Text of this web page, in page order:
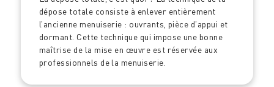
dépose totale consiste à enlever entièrement
l’ancienne menuiserie : ouvrants, pièce d’appui et
dormant. Cette technique qui impose une bonne
maîtrise de la mise en œuvre est réservée aux
professionnels de la menuiserie.